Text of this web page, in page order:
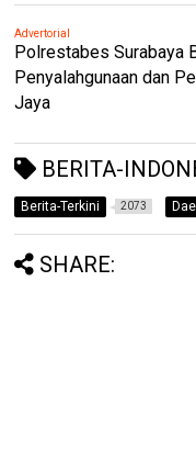
Advertorial
Polrestabes Surabaya
Penyalahgunaan dan
Jaya
BERITA-
Berita-Terkini 2073
SHARE: